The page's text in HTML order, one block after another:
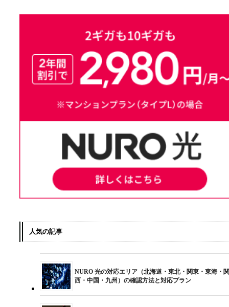
人気の記事
NURO 光の対応エリア（北海道・東北・関東・東海・
西・中国・九州）の確認方法と対応プラン